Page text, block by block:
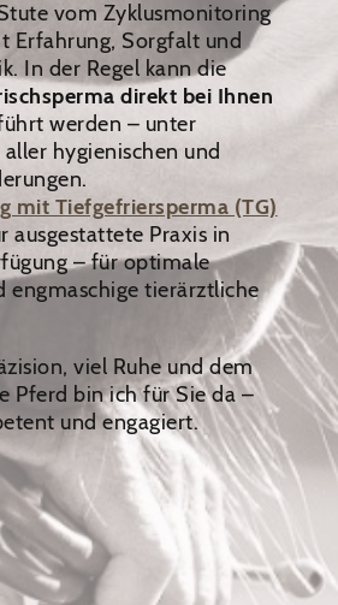
vom Zyklusmonitoring
Erfahrung, Sorgfalt und
In der Regel kann die
direkt bei Ihnen
werden – unter
hygienischen und
mit Tiefgefriersperma (TG)
ausgestattete Praxis in
– für optimale
engmaschige tierärztliche
viel Ruhe und dem
Pferd bin ich für Sie da –
und engagiert.